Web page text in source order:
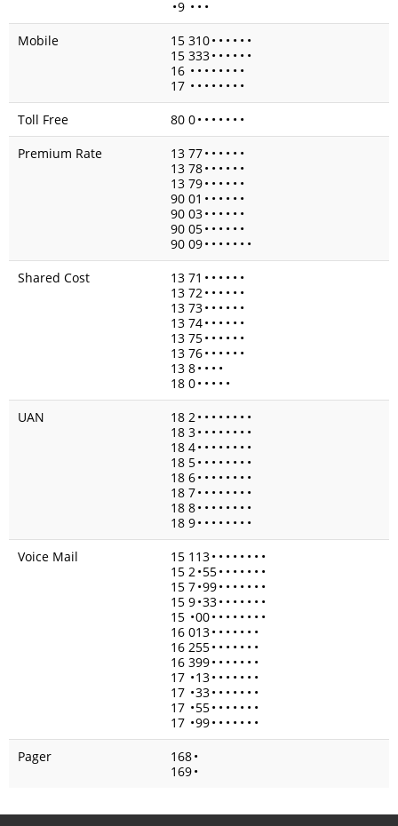
•9 • • •
Mobile
15 310• • • • • •
15 333• • • • • •
16 • • • • • • • •
17 • • • • • • • •
Toll Free
80 0• • • • • • •
Premium Rate
13 77• • • • • •
13 78• • • • • •
13 79• • • • • •
90 01 • • • • • •
90 03• • • • • •
90 05• • • • • •
90 09• • • • • • •
Shared Cost
13 71 • • • • • •
13 72• • • • • •
13 73• • • • • •
13 74• • • • • •
13 75• • • • • •
13 76• • • • • •
13 8• • • •
18 0• • • • •
UAN
18 2• • • • • • • •
18 3• • • • • • • •
18 4• • • • • • • •
18 5• • • • • • • •
18 6• • • • • • • •
18 7• • • • • • • •
18 8• • • • • • • •
18 9• • • • • • • •
Voice Mail
15 113• • • • • • • •
15 2•55• • • • • • •
15 7•99• • • • • • •
15 9•33• • • • • • •
15 •00• • • • • • • •
16 013• • • • • • •
16 255• • • • • • •
16 399• • • • • • •
17 •13• • • • • • •
17 •33• • • • • • •
17 •55• • • • • • •
17 •99• • • • • • •
Pager
168•
169•